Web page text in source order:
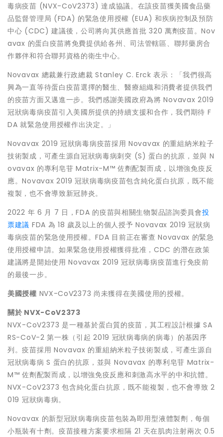
毒病疫苗 (NVX-CoV2373) 達成協議。在該疫苗獲美國食品藥
品監督管理局 (FDA) 的緊急使用授權 (EUA) 和疾病控制及預防
中心 (CDC) 建議後，公司將向其供應首批 320 萬劑疫苗。Nov
avax 的蛋白疫苗將免費提供給各州、司法管轄區、聯邦藥房合
作夥伴和符合聯邦資格的衛生中心。
Novavax 總裁兼行政總裁Stanley C. Erck 表示：「我們很高
興為一直等待蛋白疫苗選擇的醫生、醫療組織和消費者提供我們
的疫苗方面又邁進一步。我們感謝美國政府為將 Novavax 2019
冠狀病毒病疫苗引入美國所提供的持續支援和合作，我們期待 F
DA 就緊急使用授權作出決定。」
Novavax 2019 冠狀病毒病疫苗採用 Novavax 的重組納米粒子
技術製成，可產生源自冠狀病毒病刺突 (S) 蛋白的抗原，並與 N
ovavax 的專利皂苷 Matrix-M™ 佐劑配製而成，以增強免疫反
應。Novavax 2019 冠狀病毒病疫苗包含純化蛋白抗原，既不能
複製，也不會導致新冠肺炎。
2022 年 6 月 7 日，FDA 的疫苗與相關生物製品諮詢委員會投
票建議 FDA 為 18 歲及以上的個人授予 Novavax 2019 冠狀病
毒病疫苗的緊急使用授權。FDA 目前正在審查 Novavax 的緊急
使用授權申請。如果緊急使用授權獲得批准，CDC 的潛在政策
建議將是開始使用 Novavax 2019 冠狀病毒病疫苗進行免疫前
的最後一步。
美國授權 NVX-CoV2373 尚未獲得在美國使用的授權。
關於 NVX-CoV2373
NVX-CoV2373 是一種基於蛋白質的疫苗，其工程設計根據 SA
RS-CoV-2 第一株（引起 2019 冠狀病毒病的病毒）的基因序
列。疫苗採用 Novavax 的重組納米粒子技術製成，可產生源自
冠狀病毒病 S 蛋白的抗原，並與 Novavax 的專利皂苷 Matrix-
M™ 佐劑配製而成，以增強免疫反應和刺激高水平的中和抗體。
NVX-CoV2373 包含純化蛋白抗原，既不能複製，也不會導致 2
019 冠狀病毒病。
Novavax 的新型冠狀病毒病疫苗包裝為即用型液體製劑，每個
小瓶裝有十劑。疫苗接種方案要求相隔 21 天在肌肉注射兩次 0.5